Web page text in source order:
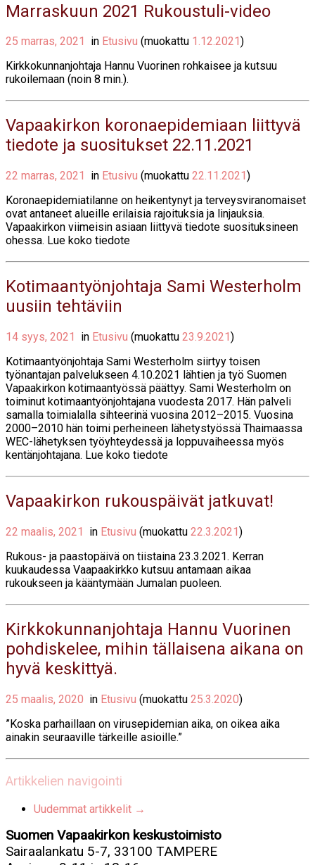
Marraskuun 2021 Rukoustuli-video
25 marras, 2021 in Etusivu (muokattu 1.12.2021 )
Kirkkokunnanjohtaja Hannu Vuorinen rohkaisee ja kutsuu
rukoilemaan (noin 8 min.).
Vapaakirkon koronaepidemiaan liittyvä
tiedote ja suositukset 22.11.2021
22 marras, 2021 in Etusivu (muokattu 22.11.2021 )
Koronaepidemiatilanne on heikentynyt ja terveysviranomaiset
ovat antaneet alueille erilaisia rajoituksia ja linjauksia.
Vapaakirkon viimeisin asiaan liittyvä tiedote suosituksineen
ohessa. Lue koko tiedote
Kotimaantyönjohtaja Sami Westerholm
uusiin tehtäviin
14 syys, 2021 in Etusivu (muokattu 23.9.2021 )
Kotimaantyönjohtaja Sami Westerholm siirtyy toisen
työnantajan palvelukseen 4.10.2021 lähtien ja työ Suomen
Vapaakirkon kotimaantyössä päättyy. Sami Westerholm on
toiminut kotimaantyönjohtajana vuodesta 2017. Hän palveli
samalla toimialalla sihteerinä vuosina 2012–2015. Vuosina
2000–2010 hän toimi perheineen lähetystyössä Thaimaassa
WEC-lähetyksen työyhteydessä ja loppuvaiheessa myös
kentänjohtajana. Lue koko tiedote
Vapaakirkon rukouspäivät jatkuvat!
22 maalis, 2021 in Etusivu (muokattu 22.3.2021)
Rukous- ja paastopäivä on tiistaina 23.3.2021. Kerran
kuukaudessa Vaapaakirkko kutsuu antamaan aikaa
rukoukseen ja kääntymään Jumalan puoleen.
Kirkkokunnanjohtaja Hannu Vuorinen
pohdiskelee, mihin tällaisena aikana on
hyvä keskittyä.
25 maalis, 2020 in Etusivu (muokattu 25.3.2020)
”Koska parhaillaan on virusepidemian aika, on oikea aika
ainakin seuraaville tärkeille asioille.”
Artikkelien navigointi
Uudemmat artikkelit →
Suomen Vapaakirkon keskustoimisto
Sairaalankatu 5-7, 33100 TAMPERE